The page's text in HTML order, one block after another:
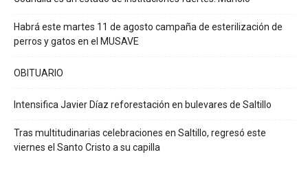
Habrá este martes 11 de agosto campaña de esterilización de
perros y gatos en el MUSAVE
OBITUARIO
Intensifica Javier Díaz reforestación en bulevares de Saltillo
Tras multitudinarias celebraciones en Saltillo, regresó este
viernes el Santo Cristo a su capilla